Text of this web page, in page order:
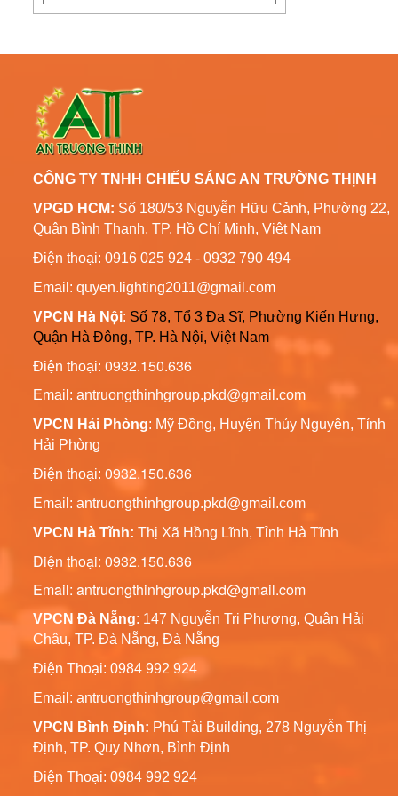
Bản Vẽ Trụ Đèn Chiếu
Sáng Cao Áp Đường Phố
Liên hệ
Vườn Đèn Led
Liên hệ
Cột Trang Trí Đèn Led
Liên hệ
Trụ Đèn Tín Hiệu Chớp
Vàng Năng Lượng Mặt
Cột Đèn Chiếu Sáng Cao
Áp 6m, 7m, 8m, 9m,
Liên hệ
Cột Đèn Chiếu Sáng Sân
Vườn Pine
Liên hệ
Cột Đèn Chiếu Sáng
Trang Trí Bamboo Đế
Gang
Áp Thép Mạ Kẽm Tại Vũng
Quảng Ninh
CÔNG TY TNHH CHIẾU SÁNG AN TRƯỜNG THỊNH
VPGD HCM: Số 180/53 Nguyễn Hữu Cảnh, Phường 22,
Quận Bình Thạnh, TP. Hồ Chí Minh, Việt Nam
Điện thoại: 0916 025 924 - 0932 790 494
Email: quyen.lighting2011@gmail.com
VPCN Hà Nội: Số 78, Tổ 3 Đa Sĩ, Phường Kiến Hưng,
Quận Hà Đông, TP. Hà Nội, Việt Nam
Điện thoại: 0932.150.636
Email: antruongthinhgroup.pkd@gmail.com
VPCN Hải Phòng: Mỹ Đồng, Huyện Thủy Nguyên, Tỉnh
Hải Phòng
Điện thoại: 0932.150.636
Email: antruongthinhgroup.pkd@gmail.com
VPCN Hà Tĩnh: Thị Xã Hồng Lĩnh, Tỉnh Hà Tĩnh
Điện thoại: 0932.150.636
Email: antruongthinhgroup.pkd@gmail.com
VPCN Đà Nẵng: 147 Nguyễn Tri Phương, Quận Hải
Châu, TP. Đà Nẵng, Đà Nẵng
Điện Thoại: 0984 992 924
Email: antruongthinhgroup@gmail.com
VPCN Bình Định: Phú Tài Building, 278 Nguyễn Thị
Định, TP. Quy Nhơn, Bình Định
Điện Thoại: 0984 992 924